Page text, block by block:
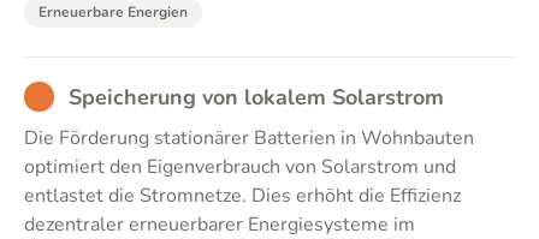
Erneuerbare Energien
BAD Speicherung von lokalem Solarstrom
Die Förderung stationärer Batterien in Wohnbauten
optimiert den Eigenverbrauch von Solarstrom und
entlastet die Stromnetze. Dies erhöht die Effizienz
dezentraler erneuerbarer Energiesysteme im